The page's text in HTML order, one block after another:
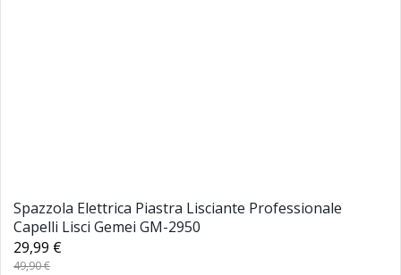
Spazzola Elettrica Piastra Lisciante Professionale
Capelli Lisci Gemei GM-2950
29,99 €
49,90 €